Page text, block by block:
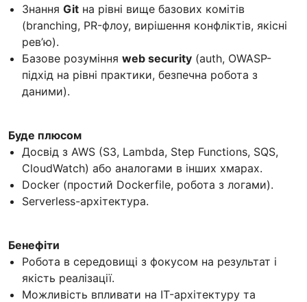
Знання Git на рівні вище базових комітів
(branching, PR-флоу, вирішення конфліктів, якісні
рев’ю).
Базове розуміння web security (auth, OWASP-
підхід на рівні практики, безпечна робота з
даними).
Буде плюсом
Досвід з AWS (S3, Lambda, Step Functions, SQS,
CloudWatch) або аналогами в інших хмарах.
Docker (простий Dockerfile, робота з логами).
Serverless-архітектура.
Бенефіти
Робота в середовищі з фокусом на результат і
якість реалізації.
Можливість впливати на IT-архітектуру та